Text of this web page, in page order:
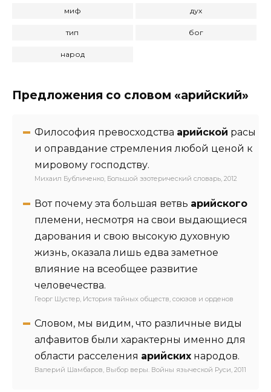
миф дух
тип бог
народ
Предложения со словом «арийский»
Философия превосходства арийской расы
и оправдание стремления любой ценой к
мировому господству.
Михаил Бубличенко, Большой эзотерический словарь, 2012
Вот почему эта большая ветвь арийского
племени, несмотря на свои выдающиеся
дарования и свою высокую духовную
жизнь, оказала лишь едва заметное
влияние на всеобщее развитие
человечества.
Георг Шустер, История тайных обществ, союзов и орденов
Словом, мы видим, что различные виды
алфавитов были характерны именно для
области расселения арийских народов.
Валерий Шамбаров, Выбор веры. Войны языческой Руси, 2011